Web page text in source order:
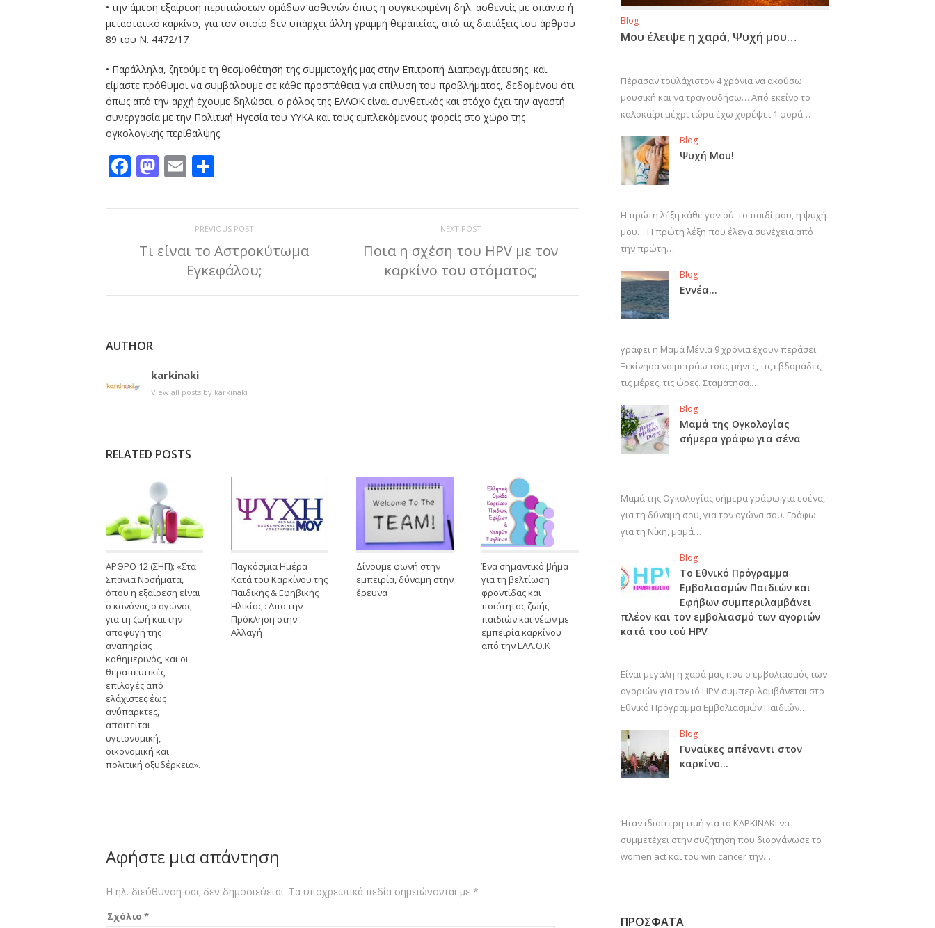
• την άμεση εξαίρεση περιπτώσεων ομάδων ασθενών όπως η συγκεκριμένη δηλ. ασθενείς με σπάνιο ή
μεταστατικό καρκίνο, για τον οποίο δεν υπάρχει άλλη γραμμή θεραπείας, από τις διατάξεις του άρθρου
89 του Ν. 4472/17
• Παράλληλα, ζητούμε τη θεσμοθέτηση της συμμετοχής μας στην Επιτροπή Διαπραγμάτευσης, και
είμαστε πρόθυμοι να συμβάλουμε σε κάθε προσπάθεια για επίλυση του προβλήματος, δεδομένου ότι
όπως από την αρχή έχουμε δηλώσει, ο ρόλος της ΕΛΛΟΚ είναι συνθετικός και στόχο έχει την αγαστή
συνεργασία με την Πολιτική Ηγεσία του ΥΥΚΑ και τους εμπλεκόμενους φορείς στο χώρο της
ογκολογικής περίθαλψης.
Facebook
Mastodon
Email
PREVIOUS POST
Τι είναι το Αστροκύτωμα
Εγκεφάλου;
NEXT POST
Ποια η σχέση του HPV με τον
καρκίνο του στόματος;
AUTHOR
karkinaki
View all posts by karkinaki →
RELATED POSTS
ΑΡΘΡΟ 12 (ΣΗΠ): «Στα
Σπάνια Νοσήματα,
όπου η εξαίρεση είναι
ο κανόνας,ο αγώνας
για τη ζωή και την
αποφυγή της
αναπηρίας
καθημερινός, και οι
θεραπευτικές
επιλογές από
ελάχιστες έως
ανύπαρκτες,
απαιτείται
υγειονομική,
οικονομική και
πολιτική οξυδέρκεια».
Παγκόσμια Ημέρα
Κατά του Καρκίνου της
Παιδικής & Εφηβικής
Ηλικίας : Απο την
Πρόκληση στην
Αλλαγή
Δίνουμε φωνή στην
εμπειρία, δύναμη στην
έρευνα
Ένα σημαντικό βήμα
για τη βελτίωση
φροντίδας και
ποιότητας ζωής
παιδιών και νέων με
εμπειρία καρκίνου
από την ΕΛΛ.Ο.Κ
Αφήστε μια απάντηση
Η ηλ. διεύθυνση σας δεν δημοσιεύεται. Τα υποχρεωτικά πεδία σημειώνονται με *
Σχόλιο *
Blog
Μου έλειψε η χαρά, Ψυχή μου…
Πέρασαν τουλάχιστον 4 χρόνια να ακούσω
μουσική και να τραγουδήσω… Από εκείνο το
καλοκαίρι μέχρι τώρα έχω χορέψει 1 φορά…
Blog
Ψυχή Μου!
Η πρώτη λέξη κάθε γονιού: το παιδί μου, η ψυχή
μου… Η πρώτη λέξη που έλεγα συνέχεια από
την πρώτη…
Blog
Εννέα…
γράφει η Μαμά Μένια 9 χρόνια έχουν περάσει.
Ξεκίνησα να μετράω τους μήνες, τις εβδομάδες,
τις μέρες, τις ώρες. Σταμάτησα.…
Blog
Μαμά της Ογκολογίας
σήμερα γράφω για σένα
Μαμά της Ογκολογίας σήμερα γράφω για εσένα,
για τη δύναμή σου, για τον αγώνα σου. Γράφω
για τη Νίκη, μαμά…
Blog
Το Εθνικό Πρόγραμμα
Εμβολιασμών Παιδιών και
Εφήβων συμπεριλαμβάνει
πλέον και τον εμβολιασμό των αγοριών
κατά του ιού HPV
Είναι μεγάλη η χαρά μας που ο εμβολιασμός των
αγοριών για τον ιό HPV συμπεριλαμβάνεται στο
Εθνικό Πρόγραμμα Εμβολιασμών Παιδιών…
Blog
Γυναίκες απέναντι στον
καρκίνο…
Ήταν ιδιαίτερη τιμή για το ΚΑΡΚΙΝΑΚΙ να
συμμετέχει στην συζήτηση που διοργάνωσε το
women act και του win cancer την…
ΠΡΟΣΦΑΤΑ